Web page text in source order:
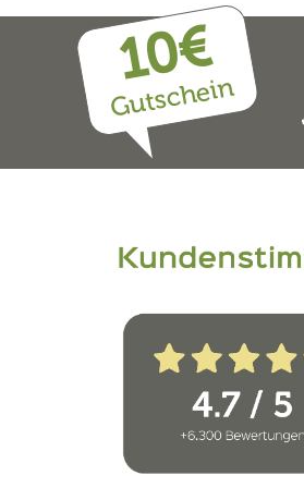
10€
Gutschein